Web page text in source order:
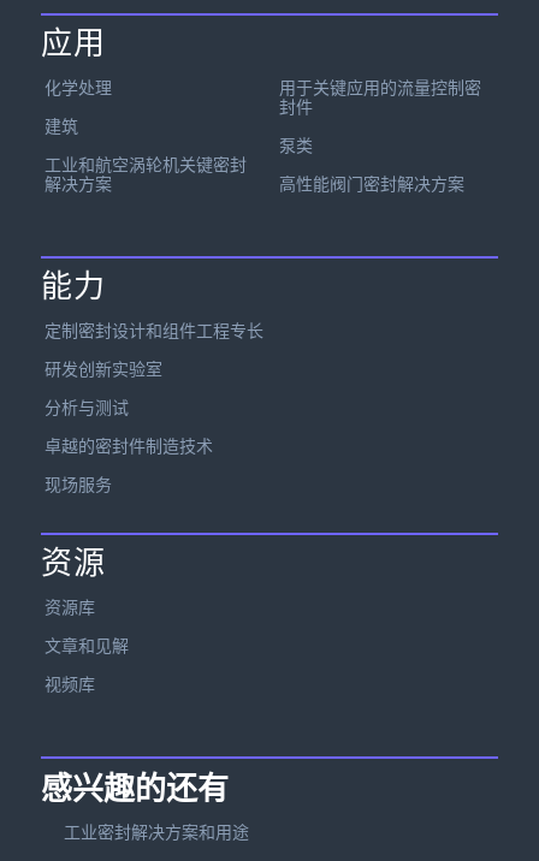
应用
化学处理
建筑
工业和航空涡轮机关键密封
解决方案
用于关键应用的流量控制密
封件
泵类
高性能阀门密封解决方案
能力
定制密封设计和组件工程专长
研发创新实验室
分析与测试
卓越的密封件制造技术
现场服务
资源
资源库
文章和见解
视频库
感兴趣的还有
工业密封解决方案和用途